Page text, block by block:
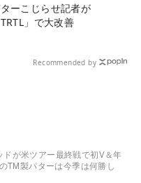
ーこじらせ記者が
TRTL」で大改善
Recommended by
ドが米ツアー最終戦で初V＆年
TM製パターは今季は何勝し